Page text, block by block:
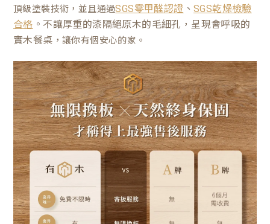
頂級塗裝技術，並且通過SGS零甲醛認證 、SGS乾燥檢驗
合格 。不讓厚重的漆隔絕原木的毛細孔，呈現會呼吸的
實木餐桌 ，讓你有個安心的家。